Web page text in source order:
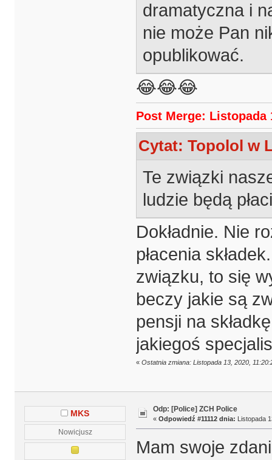
dramatyczna i
nie może Pan
opublikować.
😂😂😂
Post Merge: Listopada
Cytat: Topolol w
Te związki
ludzie będą
Dokładnie. Nie
płacenia
związku, to się
beczy jakie są
pensji na
jakiegoś
« Ostatnia zmiana: Listopada 13, 2020,
MKS
Nowicjusz
Odp: [Police] ZCH Police
« Odpowiedź #11112 dnia: Listopada
Mam swoje